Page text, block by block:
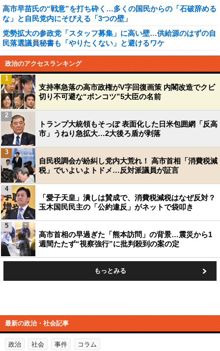
高市早苗氏の“戦意”を打ち砕く…多くの国民からの「石破辞める
な」と自民党内にそびえる「3つの壁」
党勢拡大の参政党「スタッフ募集」に高い壁…供給源のはずの自
民落選議員秘書も「やりたくない」と避けるワケ
政治のアクセスランキング
支持率急落の高市政権がV字回復画策 内閣改造でクビ
切り不可避な“ポンコツ”5大臣の名前
1
トランプ大統領もそっぽ 表面化した日米包囲網「反高
市」うねり急拡大…2大後ろ盾が剥落
2
自民税調会が紛糾し党内大荒れ！ 高市首相「消費税減
税」でいよいよトドメ…反対派議員が証言
3
「愛子天皇」潰しは賛成で、消費税減税はなぜ反対？
玉木国民民主の「公約違反」がネットで袋叩き
4
高市首相の早過ぎた「熊本訪問」の背景…震災から1
週間たたず“視察強行”に批判殺到の案の定
5
もっとみる
最新の政治・社会記事
政治 社会 事件 コラム